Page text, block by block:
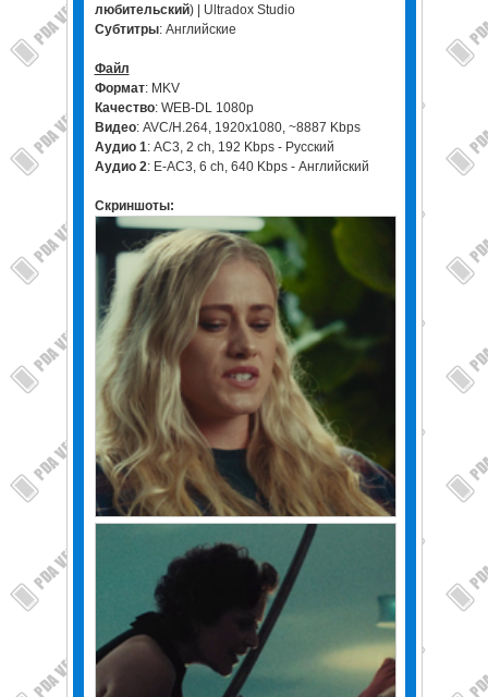
любительский) | Ultradox Studio
Субтитры: Английские
Файл
Формат: MKV
Качество: WEB-DL 1080p
Видео: AVC/H.264, 1920x1080, ~8887 Kbps
Аудио 1: AC3, 2 ch, 192 Kbps - Русский
Аудио 2: E-AC3, 6 ch, 640 Kbps - Английский
Скриншоты: